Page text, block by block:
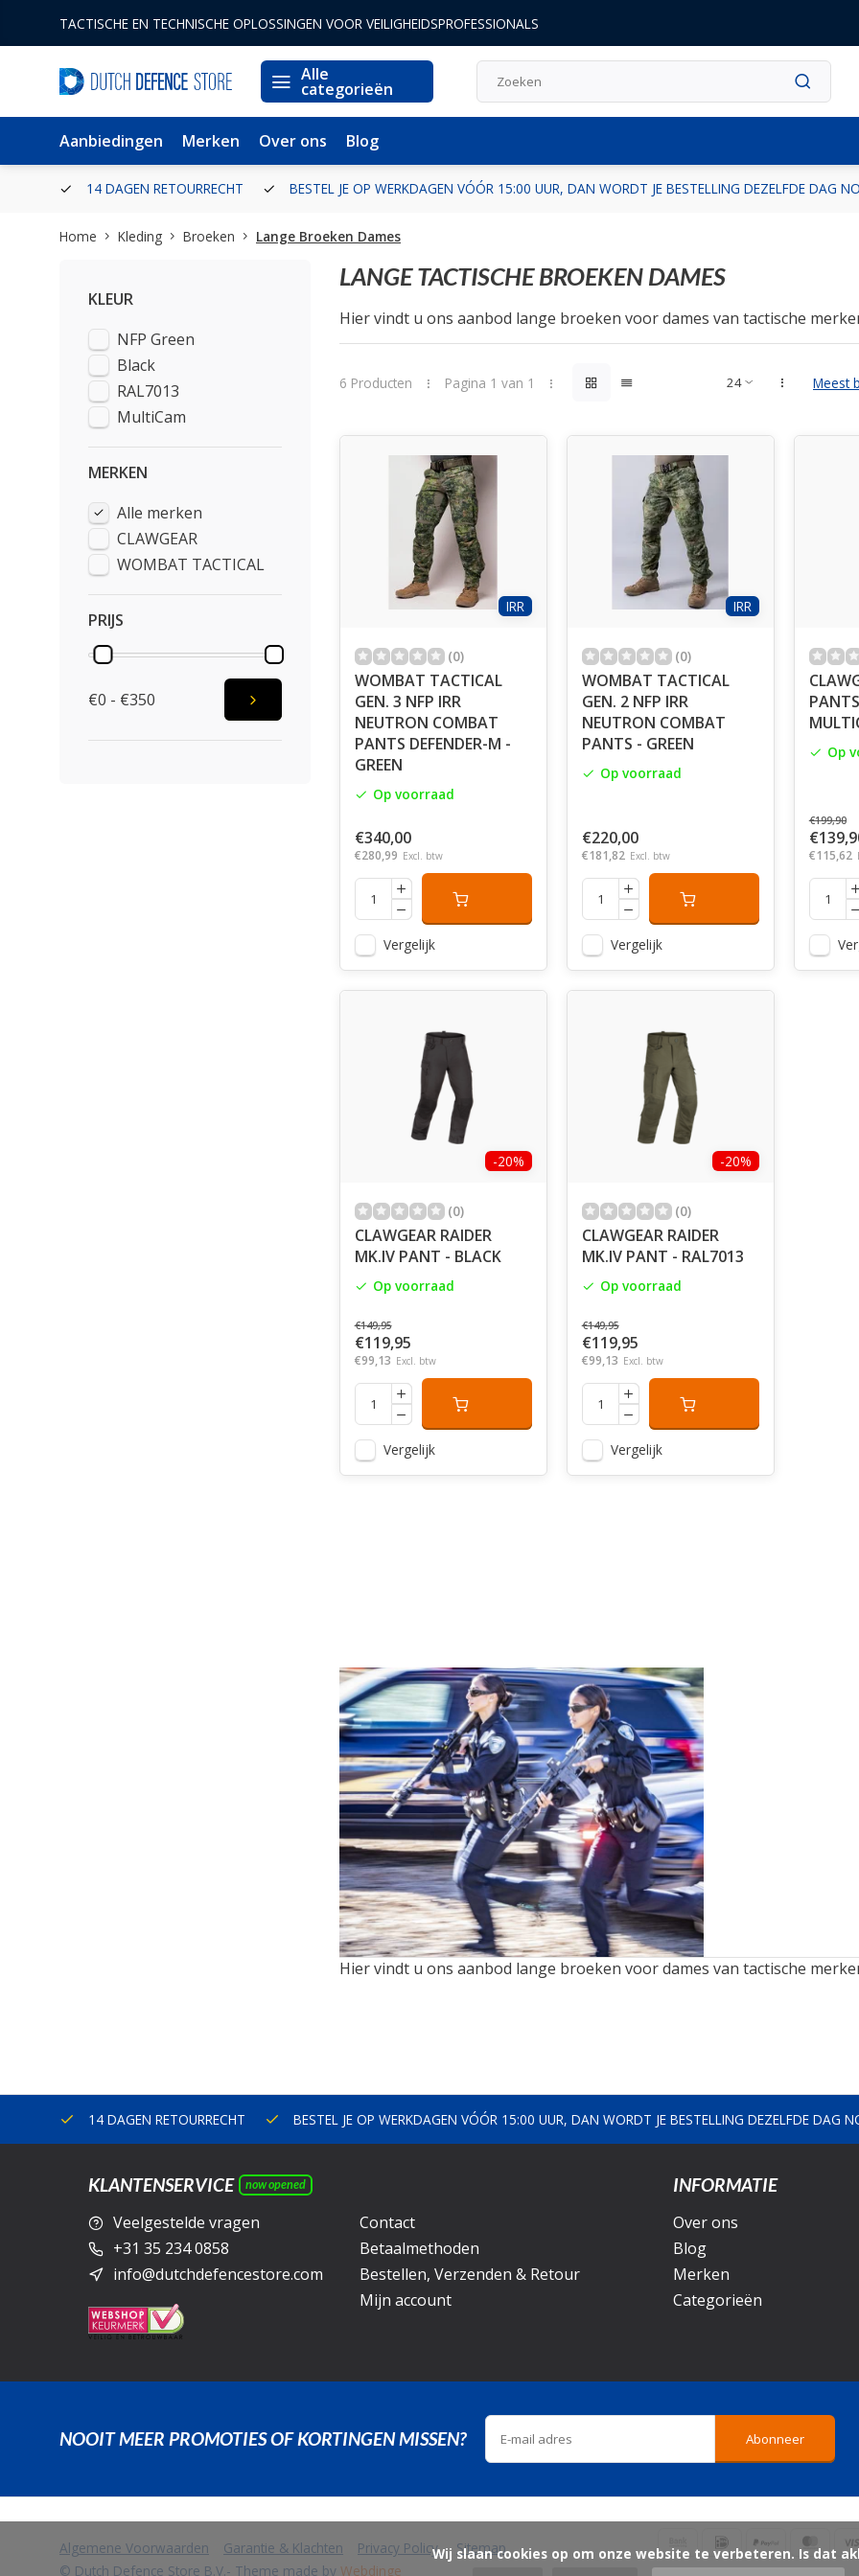
TACTISCHE EN TECHNISCHE OPLOSSINGEN VOOR VEILIGHEIDSPROFESSIONALS
Alle
categorieën
Aanbiedingen Merken Over ons Blog
14 DAGEN RETOURRECHT BESTEL JE OP WERKDAGEN VÓÓR 15:00 UUR, DAN WORDT JE BESTELLING DEZELFDE DAG
Home Kleding Broeken Lange Broeken Dames
KLEUR
NFP Green
Black
RAL7013
MultiCam
MERKEN
Alle merken
CLAWGEAR
WOMBAT TACTICAL
PRIJS
€0 - €350
LANGE TACTISCHE BROEKEN DAMES
Hier vindt u ons aanbod lange broeken voor dames van tactische
6 Producten Pagina 1 van 1 Meest
IRR
(0)
WOMBAT TACTICAL
GEN. 3 NFP IRR
NEUTRON COMBAT
PANTS DEFENDER-M -
GREEN
Op voorraad
€340,00
€280,99 Excl. btw
Vergelijk
IRR
(0)
WOMBAT TACTICAL
GEN. 2 NFP IRR
NEUTRON COMBAT
PANTS - GREEN
Op voorraad
€220,00
€181,82 Excl. btw
Vergelijk
Op
€199,90
€115,62
-20%
(0)
CLAWGEAR RAIDER
MK.IV PANT - BLACK
Op voorraad
€149,95
€119,95
€99,13 Excl. btw
Vergelijk
-20%
(0)
CLAWGEAR RAIDER
MK.IV PANT - RAL7013
Op voorraad
€149,95
€119,95
€99,13 Excl. btw
Vergelijk
Hier vindt u ons aanbod lange broeken voor dames van tactische
14 DAGEN RETOURRECHT BESTEL JE OP WERKDAGEN VÓÓR 15:00 UUR, DAN WORDT JE BESTELLING DEZELFDE DAG
KLANTENSERVICE now opened
Veelgestelde vragen
+31 35 234 0858
info@dutchdefencestore.com
Contact
Betaalmethoden
Bestellen, Verzenden & Retour
Mijn account
INFORMATIE
Over ons
Blog
Merken
Categorieën
NOOIT MEER PROMOTIES OF KORTINGEN MISSEN? Abonneer
Algemene Voorwaarden Garantie & Klachten Privacy Policy
Sitemap
© Dutch Defence Store B.V.- Theme made by Webdinge
            Wij slaan cookies op om onze website te verbeteren. Is dat akkoord?